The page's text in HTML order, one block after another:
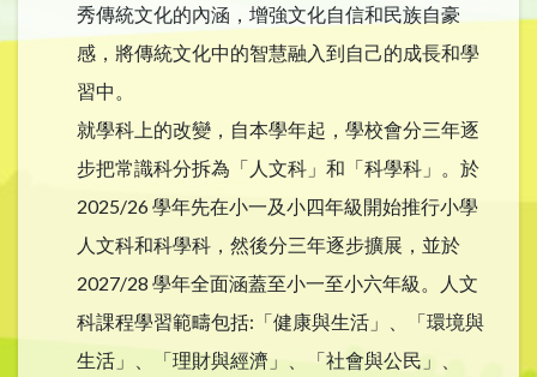
秀傳統文化的內涵，增強文化自信和民族自豪
感，將傳統文化中的智慧融入到自己的成長和學
習中。​
就學科上的改變，自本學年起，學校會分三年逐
步把常識科分拆為「人文科」和「科學科」。於
2025/26 學年先在小一及小四年級開始推行小學
人文科和科學科，然後分三年逐步擴展，並於
2027/28 學年全面涵蓋至小一至小六年級。人文
科課程學習範疇包括:「健康與生活」、「環境與
生活」、「理財與經濟」、「社會與公民」、